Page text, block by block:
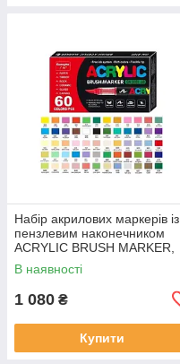
Набір акрилових маркерів із
пензлевим наконечником
ACRYLIC BRUSH MARKER,
60 кольорів, DMX-2025A-60
В наявності
1 080 ₴
Купити